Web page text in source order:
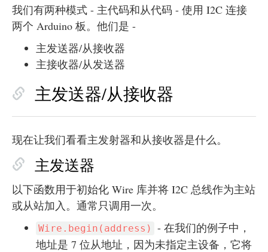
我们有两种模式 - 主代码和从代码 - 使用 I2C 连接
两个 Arduino 板。他们是 -
主发送器/从接收器
主接收器/从发送器
主发送器/从接收器
现在让我们看看主发射器和从接收器是什么。
主发送器
以下函数用于初始化 Wire 库并将 I2C 总线作为主站
或从站加入。通常只调用一次。
Wire.begin(address)
- 在我们的例子中，
地址是 7 位从地址，因为未指定主设备，它将